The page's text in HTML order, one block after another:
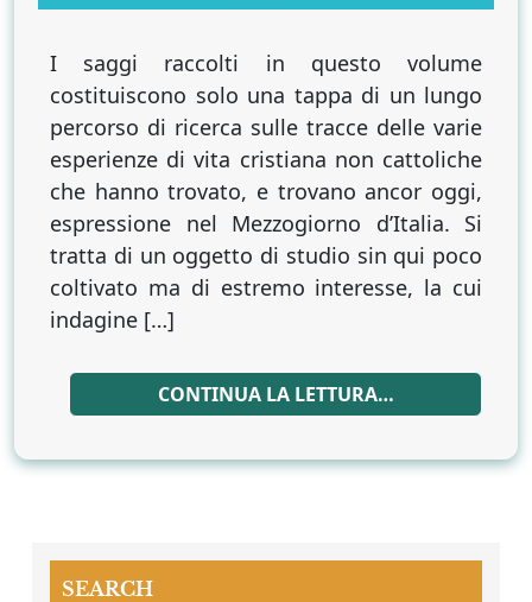
I saggi raccolti in questo volume
costituiscono solo una tappa di un lungo
percorso di ricerca sulle tracce delle varie
esperienze di vita cristiana non cattoliche
che hanno trovato, e trovano ancor oggi,
espressione nel Mezzogiorno d’Italia. Si
tratta di un oggetto di studio sin qui poco
coltivato ma di estremo interesse, la cui
indagine […]
CONTINUA LA LETTURA…
SEARCH